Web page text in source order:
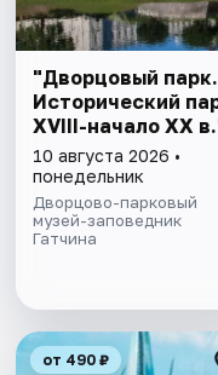
"Дворцовый парк.
Исторический
XVIII-начало XX
10 августа 2026 •
понедельник
Дворцово-парковый
музей-заповедник
Гатчина
от 490 ₽